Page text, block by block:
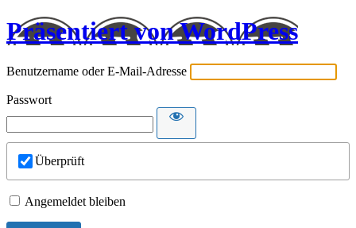
Präsentiert von WordPress
Benutzername oder E-Mail-Adresse
Passwort
Überprüft
Angemeldet bleiben